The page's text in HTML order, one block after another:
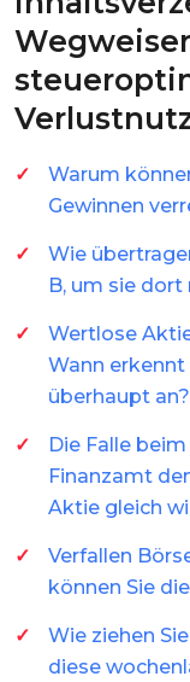
Warum
Gewinnen
Wie
B, um sie dort
Wertlose
Wann
überhaupt an?
Die Falle
Finanzamt
Aktie gleich
Verfallen
können Sie
Wie ziehen
diese